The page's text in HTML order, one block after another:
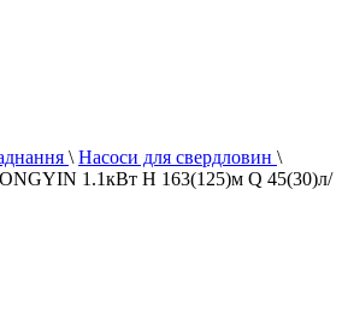
\ Насоси для свердловин \
1.1кВт H 163(125)м Q 45(30)л/